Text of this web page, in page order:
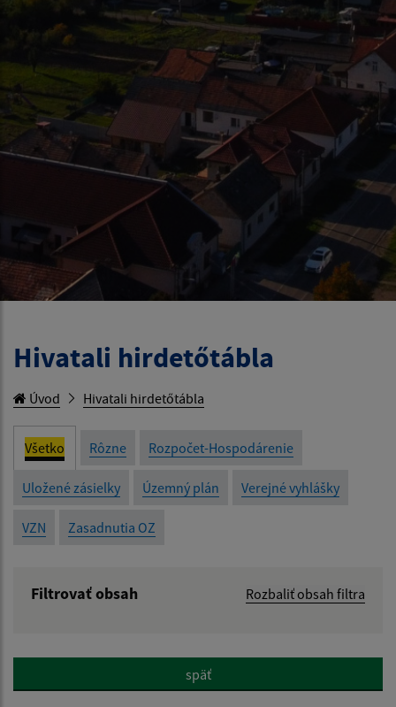
Hivatali hirdetőtábla
Úvod Hivatali hirdetőtábla
Všetko Rôzne Rozpočet-Hospodárenie
Uložené zásielky Územný plán Verejné vyhlášky
VZN Zasadnutia OZ
Filtrovať obsah Rozbaliť obsah filtra
späť